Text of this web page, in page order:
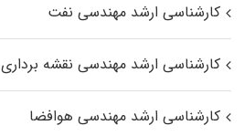
کارشناسی ارشد مهندسی نفت
کارشناسی ارشد مهندسی نقشه برداری
کارشناسی ارشد مهندسی هوافضا